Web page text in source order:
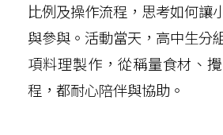
比例及操作流程，思考如何讓
與參與。活動當天，高中生分
項料理製作，從稱量食材、
程，都耐心陪伴與協助。